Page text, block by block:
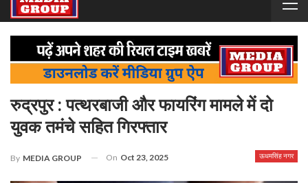
रुद्रपुर : पत्थरबाजी और फायरिंग मामले में दो
युवक तमंचे सहित गिरफ्तार
ऊधमसिंह नगर
By MEDIA GROUP On Oct 23, 2025